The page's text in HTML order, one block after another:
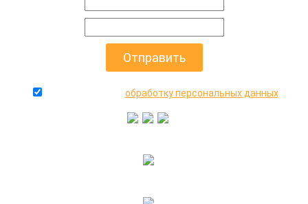
обработку персональных данных